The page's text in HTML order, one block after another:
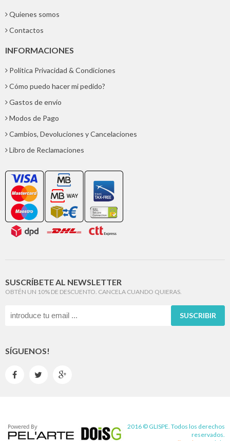
Quienes somos
Contactos
INFORMACIONES
Política Privacidad & Condiciones
Cómo puedo hacer mi pedido?
Gastos de envío
Modos de Pago
Cambios, Devoluciones y Cancelaciones
Libro de Reclamaciones
SUSCRÍBETE AL NEWSLETTER
OBTÉN UN 10% DE DESCUENTO. CANCELA CUANDO QUIERAS.
SUSCRIBIR
SÍGUENOS!
  
2016 © GLISPE. Todos los derechos
reservados.